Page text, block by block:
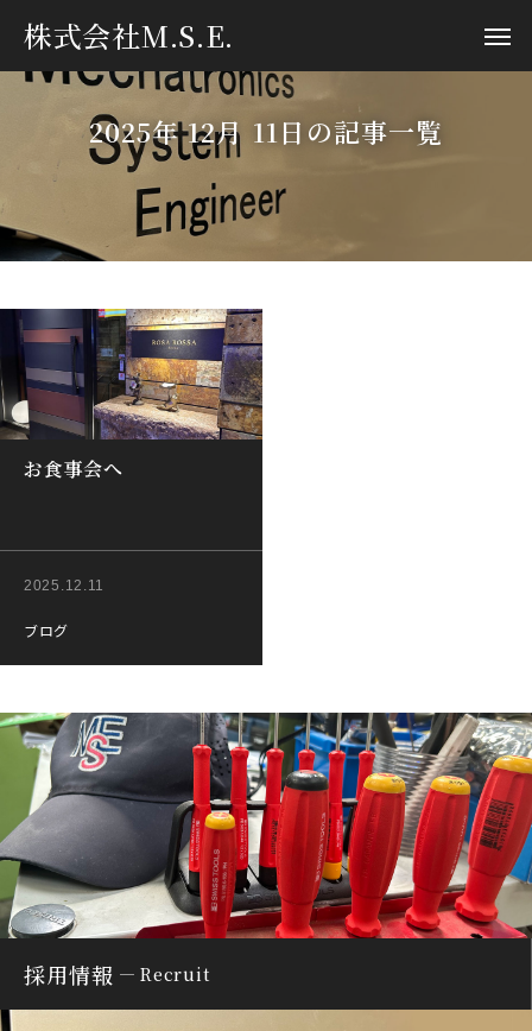
株式会社M.S.E.
2025年 12月 11日の記事一覧
お食事会へ
2025.12.11
ブログ
採用情報 Recruit